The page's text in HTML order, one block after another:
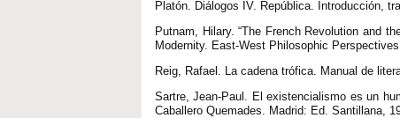
Platón. Diálogos IV. República. Introducción,
Putnam, Hilary. “The French Revolution and
Modernity. East-West Philosophic
Reig, Rafael. La cadena trófica. Manual de
Sartre, Jean-Paul. El existencialismo es un
Caballero Quemades. Madrid: Ed. Santillana,